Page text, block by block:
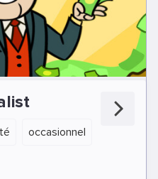
occasionnel